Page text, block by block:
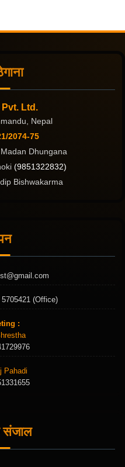
Ltd.
Nepal
2074-75
Madan Dhungana
(9851322832)
Bishwakarma
(Office)
:
Pahadi
संजाल